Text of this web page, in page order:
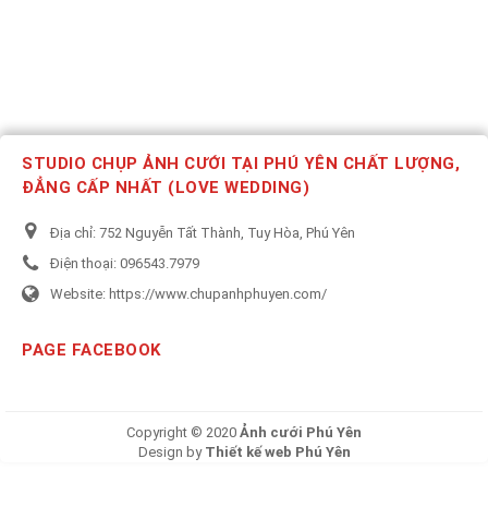
STUDIO CHỤP ẢNH CƯỚI TẠI PHÚ YÊN CHẤT LƯỢNG,
ĐẲNG CẤP NHẤT (LOVE WEDDING)
Địa chỉ: 752 Nguyễn Tất Thành, Tuy Hòa, Phú Yên
Điện thoại: 096543.7979
Website: https://www.chupanhphuyen.com/
PAGE FACEBOOK
Copyright © 2020 Ảnh cưới Phú Yên
Design by Thiết kế web Phú Yên